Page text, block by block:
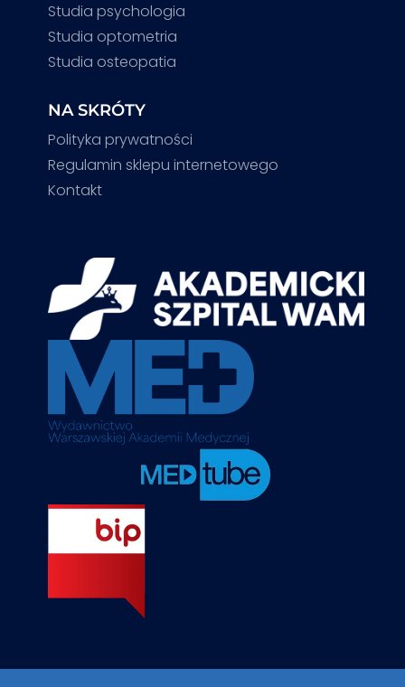
Studia psychologia
Studia optometria
Studia osteopatia
NA SKRÓTY
Polityka prywatności
Regulamin sklepu internetowego
Kontakt